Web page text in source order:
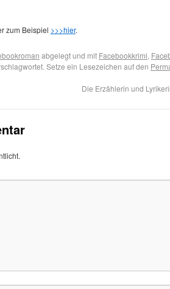
zum Beispiel >>>hier.
abgelegt und mit Facebookkrimi,
Setze ein Lesezeichen auf den
Die Erzählerin und